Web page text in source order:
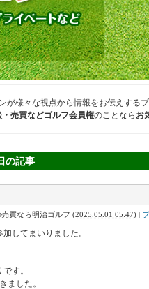
が様々な視点から情報をお伝えする
売買などゴルフ会員権のことなら お
の記事
売買なら明治ゴルフ (2025.05.01 05:47) |
してまいりました。
す。
ました。